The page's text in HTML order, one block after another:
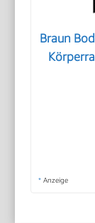
Braun
* Anzeige